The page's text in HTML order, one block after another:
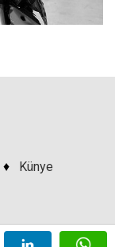
♦ Künye